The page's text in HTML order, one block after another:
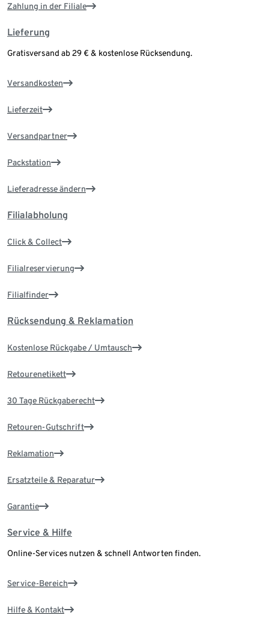
Zahlung in der Filiale
Lieferung
Gratisversand ab 29 € & kostenlose Rücksendung.
Versandkosten
Lieferzeit
Versandpartner
Packstation
Lieferadresse ändern
Filialabholung
Click & Collect
Filialreservierung
Filialfinder
Rücksendung & Reklamation
Kostenlose Rückgabe / Umtausch
Retourenetikett
30 Tage Rückgaberecht
Retouren-Gutschrift
Reklamation
Ersatzteile & Reparatur
Garantie
Service & Hilfe
Online-Services nutzen & schnell Antworten finden.
Service-Bereich
Hilfe & Kontakt